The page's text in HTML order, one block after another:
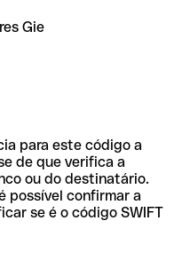
Gie
para este código a
de que verifica a
ou do destinatário.
possível confirmar a
se é o código SWIFT